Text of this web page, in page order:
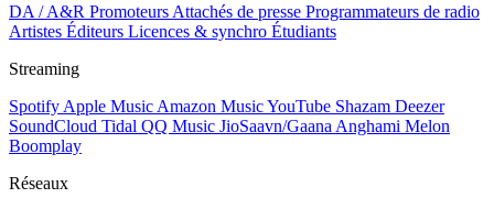
DA / A&R Promoteurs Attachés de presse Programmateurs de radio
Artistes Éditeurs Licences & synchro Étudiants
Streaming
Spotify Apple Music Amazon MusicYouTube Shazam Deezer
SoundCloud Tidal QQ Music JioSaavn/Gaana Anghami Melon
Boomplay
Réseaux